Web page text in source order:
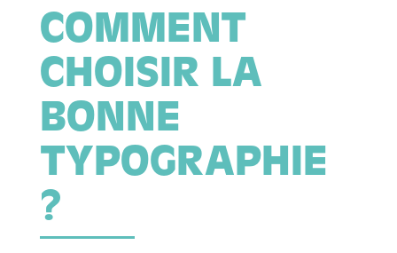
COMMENT
CHOISIR LA
BONNE
TYPOGRAPHIE
?